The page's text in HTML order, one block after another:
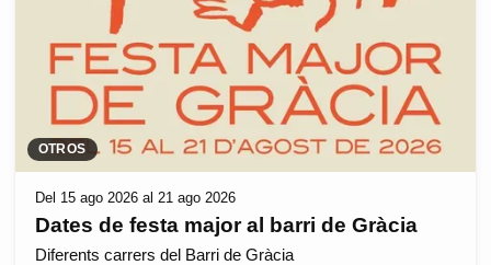
OTROS
Del 15 ago 2026 al 21 ago 2026
Dates de festa major al barri de Gràcia
Diferents carrers del Barri de Gràcia